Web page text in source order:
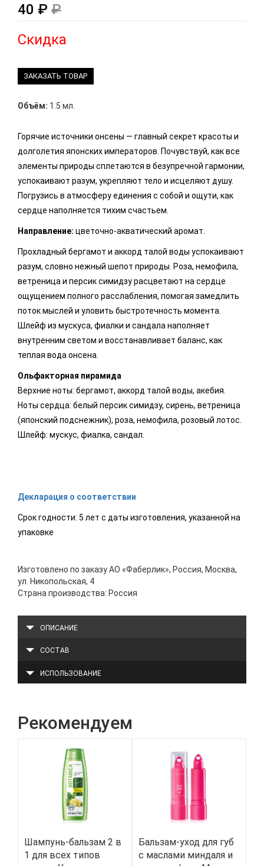
40 ₽ ₽
Скидка
ЗАКАЗАТЬ ТОВАР
Объём: 1.5 мл.
Горячие источники онсены — главный секрет красоты и
долголетия японских императоров. Почувствуй, как все
элементы природы сплетаются в безупречной гармонии,
успокаивают разум, укрепляют тело и исцеляют душу.
Погрузись в атмосферу единения с собой и ощути, как
сердце наполняется тихим счастьем.
Направление: цветочно-акватический аромат.
Прохладный бергамот и аккорд талой воды успокаивают
разум, словно нежный шепот природы. Роза, немофила,
ветреница и персик симидзу расцветают на сердце
ощущением полного расслабления, помогая замедлить
поток мыслей и уловить быстротечность момента.
Шлейф из мускуса, фиалки и сандала наполняет
внутренним светом и восстанавливает баланс, как
теплая вода онсена.
Ольфакторная пирамида
Верхние ноты: бергамот, аккорд талой воды, акебия.
Ноты сердца: белый персик симидзу, сирень, ветреница
(японский подснежник), роза, немофила, розовый лотос.
Шлейф: мускус, фиалка, сандал.
Декларация о соответствии
Срок годности: 5 лет с даты изготовления, указанной на
упаковке
Изготовлено по заказу АО «Фаберлик», Россия, Москва,
ул. Никопольская, 4
Страна производства: Россия
ОПИСАНИЕ
СОСТАВ
ИСПОЛЬЗОВАНИЕ
Рекомендуем
Шампунь-бальзам 2 в
1 для всех типов
Бальзам-уход для губ
с маслами миндаля и